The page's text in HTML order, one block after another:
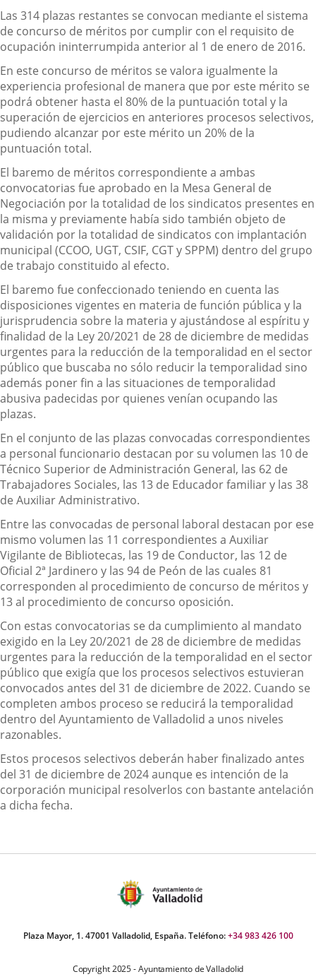
Las 314 plazas restantes se convocan mediante el sistema
de concurso de méritos por cumplir con el requisito de
ocupación ininterrumpida anterior al 1 de enero de 2016.
En este concurso de méritos se valora igualmente la
experiencia profesional de manera que por este mérito se
podrá obtener hasta el 80% de la puntuación total y la
superación de ejercicios en anteriores procesos selectivos,
pudiendo alcanzar por este mérito un 20% de la
puntuación total.
El baremo de méritos correspondiente a ambas
convocatorias fue aprobado en la Mesa General de
Negociación por la totalidad de los sindicatos presentes en
la misma y previamente había sido también objeto de
validación por la totalidad de sindicatos con implantación
municipal (CCOO, UGT, CSIF, CGT y SPPM) dentro del grupo
de trabajo constituido al efecto.
El baremo fue confeccionado teniendo en cuenta las
disposiciones vigentes en materia de función pública y la
jurisprudencia sobre la materia y ajustándose al espíritu y
finalidad de la Ley 20/2021 de 28 de diciembre de medidas
urgentes para la reducción de la temporalidad en el sector
público que buscaba no sólo reducir la temporalidad sino
además poner fin a las situaciones de temporalidad
abusiva padecidas por quienes venían ocupando las
plazas.
En el conjunto de las plazas convocadas correspondientes
a personal funcionario destacan por su volumen las 10 de
Técnico Superior de Administración General, las 62 de
Trabajadores Sociales, las 13 de Educador familiar y las 38
de Auxiliar Administrativo.
Entre las convocadas de personal laboral destacan por ese
mismo volumen las 11 correspondientes a Auxiliar
Vigilante de Bibliotecas, las 19 de Conductor, las 12 de
Oficial 2ª Jardinero y las 94 de Peón de las cuales 81
corresponden al procedimiento de concurso de méritos y
13 al procedimiento de concurso oposición.
Con estas convocatorias se da cumplimiento al mandato
exigido en la Ley 20/2021 de 28 de diciembre de medidas
urgentes para la reducción de la temporalidad en el sector
público que exigía que los procesos selectivos estuvieran
convocados antes del 31 de diciembre de 2022. Cuando se
completen ambos proceso se reducirá la temporalidad
dentro del Ayuntamiento de Valladolid a unos niveles
razonables.
Estos procesos selectivos deberán haber finalizado antes
del 31 de diciembre de 2024 aunque es intención de la
corporación municipal resolverlos con bastante antelación
a dicha fecha.
Plaza Mayor, 1. 47001 Valladolid, España. Teléfono:+34 983 426 100
Copyright 2025 - Ayuntamiento de Valladolid